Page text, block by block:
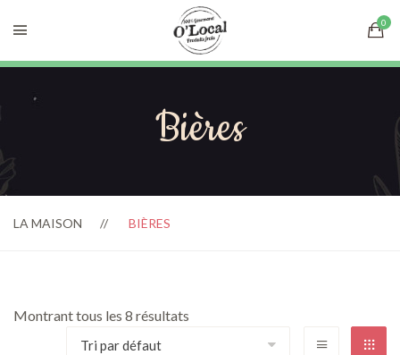
Bières
LA MAISON BIÈRES
Montrant tous les 8 résultats